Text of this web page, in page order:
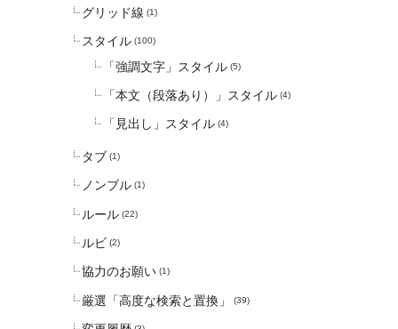
グリッド線 (1)
スタイル (100)
「強調文字」スタイル (5)
「本文（段落あり）」スタイル (4)
「見出し」スタイル (4)
タブ (1)
ノンブル (1)
ルール (22)
ルビ (2)
協力のお願い (1)
厳選「高度な検索と置換」 (39)